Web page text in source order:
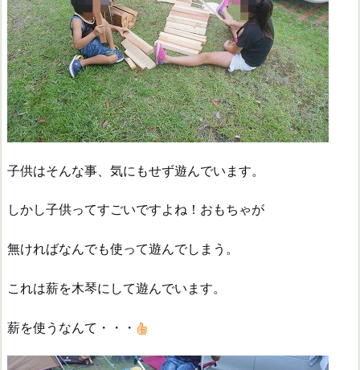
子供はそんな事、気にもせず遊んでいます。
しかし子供ってすごいですよね！おもちゃが
無ければなんでも使って遊んでしまう。
これは薪を木琴にして遊んでいます。
薪を使うなんて・・・